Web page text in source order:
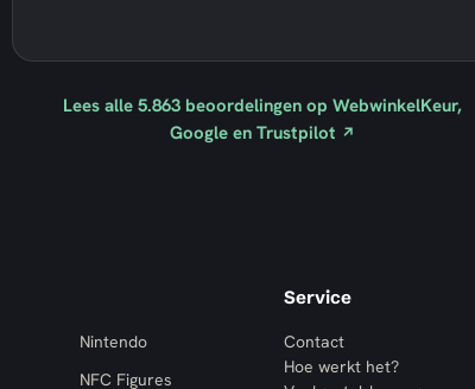
Lees alle 5.863 beoordelingen op WebwinkelKeur,
Google en Trustpilot ↗
Nintendo
NFC Figures
Service
Contact
Hoe werkt het?